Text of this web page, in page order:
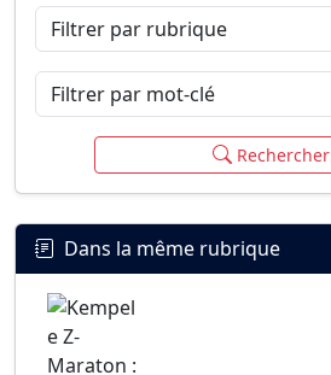
Filtrer par rubrique
Filtrer par mot-clé
Rechercher
Dans la même rubrique